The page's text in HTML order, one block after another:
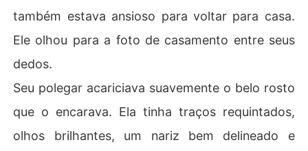
também estava ansioso para voltar para casa.
Ele olhou para a foto de casamento entre seus
dedos.
Seu polegar acariciava suavemente o belo rosto
que o encarava. Ela tinha traços requintados,
olhos brilhantes, um nariz bem delineado e